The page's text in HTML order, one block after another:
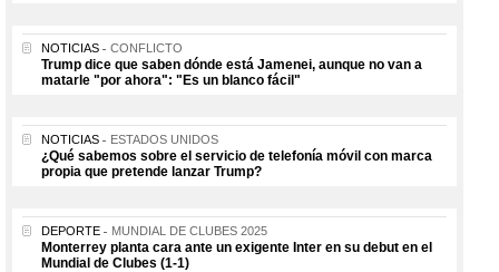
NOTICIAS CONFLICTO
Trump dice que saben dónde está Jamenei, aunque no van a
matarle "por ahora": "Es un blanco fácil"
NOTICIAS ESTADOS UNIDOS
¿Qué sabemos sobre el servicio de telefonía móvil con marca
propia que pretende lanzar Trump?
DEPORTE MUNDIAL DE CLUBES 2025
Monterrey planta cara ante un exigente Inter en su debut en el
Mundial de Clubes (1-1)